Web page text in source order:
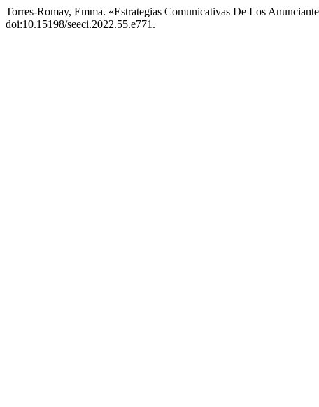
Torres-Romay, Emma. «Estrategias Comunicativas De Los
doi:10.15198/seeci.2022.55.e771.